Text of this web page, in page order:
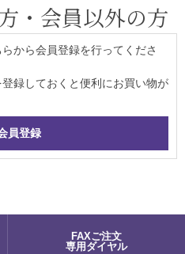
・会員以外の方
から会員登録を行ってくださ
録しておくと便利にお買い物が
FAXご注文
専用ダイヤル